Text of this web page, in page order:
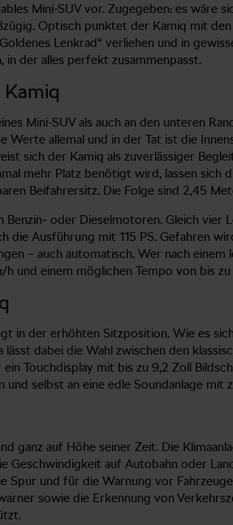
Mini-SUV vor. Zugegeben: es
Optisch punktet der Kamiq mit
Lenkrad“ verliehen und in
in der alles perfekt zusammenpasst.
Mini-SUV als auch an den unteren
allemal und in der Tat ist die
sich der Kamiq als zuverlässiger
mehr Platz benötigt wird, lassen sich
Beifahrersitz. Die Folge sind 2,45
oder Dieselmotoren. Gleich vier
die Ausführung mit 115 PS. Gefahren
– auch automatisch. Wer nach
und einem möglichen Tempo von bis
in der erhöhten Sitzposition. Wie es
dabei die Wahl zwischen den
Touchdisplay mit bis zu 9,2 Zoll
und selbst an eine edle Soundanlage
ganz auf Höhe seiner Zeit. Die
Geschwindigkeit auf Autobahn oder
Spur und für die Warnung vor
sowie die Erkennung von